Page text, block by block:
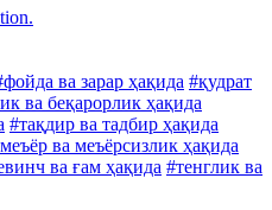
ва зарар ҳақида #қудрат
ва беқарорлик ҳақида
#тақдир ва тадбир ҳақида
ва меъёрсизлик ҳақида
ва ғам ҳақида #тенглик ва